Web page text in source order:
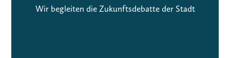
Wir begleiten die Zukunftsdebatte der Stadt